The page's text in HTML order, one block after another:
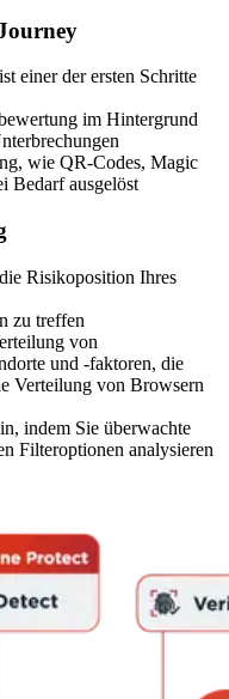
einer der ersten Schritte
im Hintergrund
wie QR-Codes, Magic
Bedarf ausgelöst
Risikoposition Ihres
zu treffen
von
und -faktoren, die
Verteilung von Browsern
indem Sie überwachte
Filteroptionen analysieren